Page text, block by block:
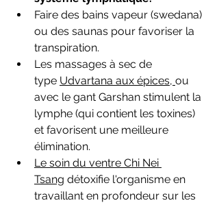
Faire des bains vapeur (swedana)
ou des saunas pour favoriser la
transpiration.
Les massages à sec de
type Udvartana aux épices, ou
avec le gant Garshan stimulent la
lymphe (qui contient les toxines)
et favorisent une meilleure
élimination.
Le soin du ventre Chi Nei
Tsang détoxifie l'organisme en
travaillant en profondeur sur les